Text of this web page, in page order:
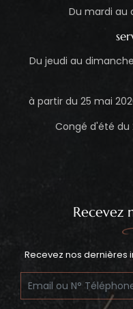
Du mardi au
Du jeudi au
à partir du 25 mai
Congé d'été du
Recevez
Recevez nos dernières